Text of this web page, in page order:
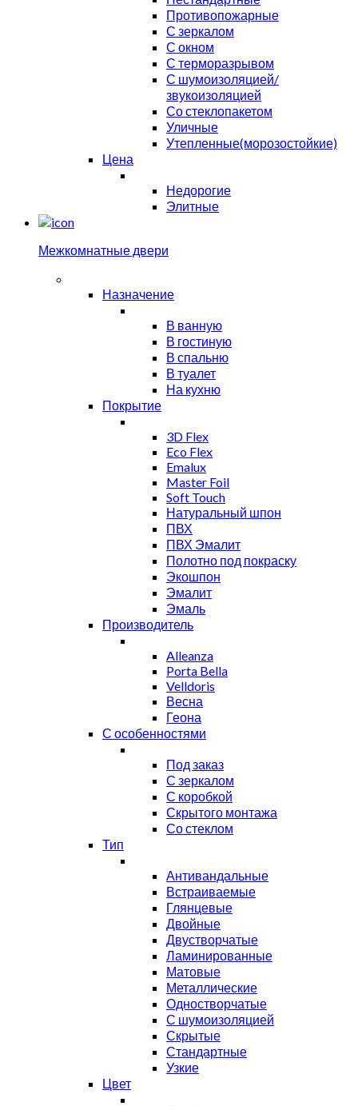
Противопожарные
С зеркалом
С окном
С терморазрывом
С шумоизоляцией/
звукоизоляцией
Со стеклопакетом
Уличные
Утепленные(морозостойкие)
Цена
Недорогие
Элитные
Межкомнатные двери
Назначение
В ванную
В гостиную
В спальню
В туалет
На кухню
Покрытие
3D Flex
Eco Flex
Emalux
Master Foil
Soft Touch
Натуральный шпон
ПВХ
ПВХ Эмалит
Полотно под покраску
Экошпон
Эмалит
Эмаль
Производитель
Alleanza
Porta Bella
Velldoris
Весна
Геона
С особенностями
Под заказ
С зеркалом
С коробкой
Скрытого монтажа
Со стеклом
Тип
Антивандальные
Встраиваемые
Глянцевые
Двойные
Двустворчатые
Ламинированные
Матовые
Металлические
Одностворчатые
С шумоизоляцией
Скрытые
Стандартные
Узкие
Цвет